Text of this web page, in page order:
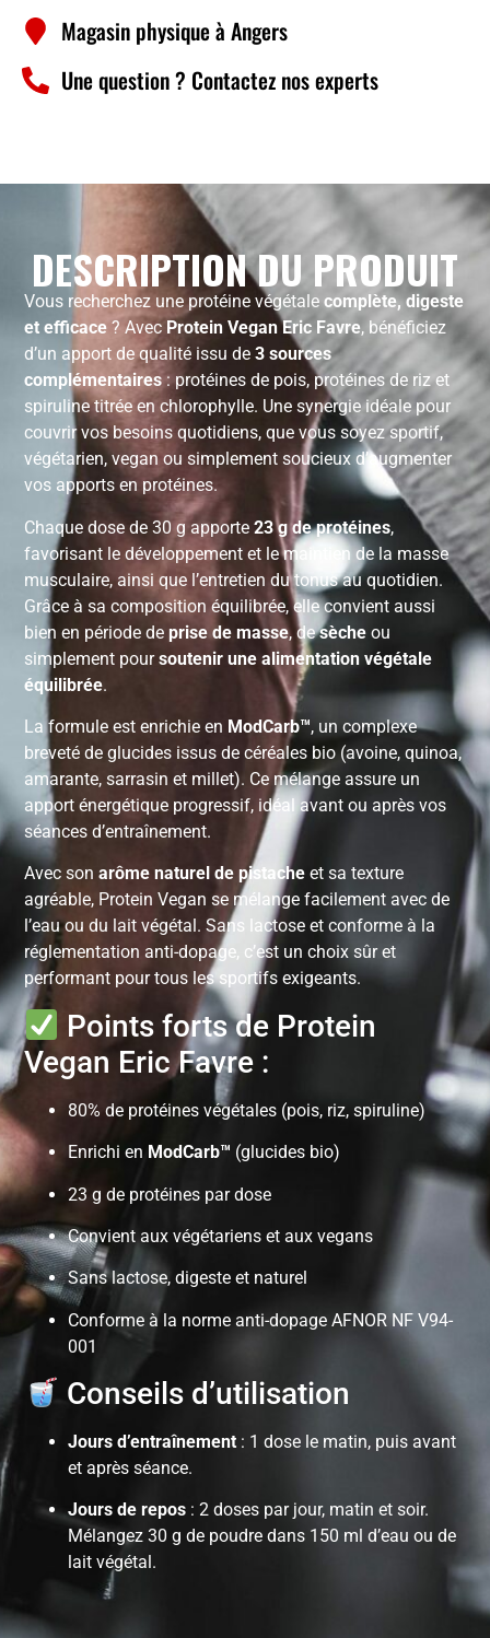
Magasin physique à Angers
Une question ? Contactez nos experts
DESCRIPTION DU PRODUIT
Vous recherchez une protéine végétalecomplète, digeste
et efficace ? Avec Protein Vegan Eric Favre, bénéficiez
d’un apport de qualité issu de3 sources
complémentaires : protéines de pois, protéines de riz et
spiruline titrée en chlorophylle. Une synergie idéale pour
couvrir vos besoins quotidiens, que vous soyez sportif,
végétarien, vegan ou simplement soucieux d’augmenter
vos apports en protéines.
Chaque dose de 30 g apporte23 g de protéines,
favorisant le développement et le maintien de la masse
musculaire, ainsi que l’entretien du tonus au quotidien.
Grâce à sa composition équilibrée, elle convient aussi
bien en période deprise de masse, desèche ou
simplement poursoutenir une alimentation végétale
équilibrée.
La formule est enrichie en ModCarb™, un complexe
breveté de glucides issus de céréales bio (avoine, quinoa,
amarante, sarrasin et millet). Ce mélange assure un
apport énergétique progressif, idéal avant ou après vos
séances d’entraînement.
Avec sonarôme naturel de pistache et sa texture
agréable, Protein Vegan se mélange facilement avec de
l’eau ou du lait végétal. Sans lactose et conforme à la
réglementation anti-dopage, c’est un choix sûr et
performant pour tous les sportifs exigeants.
Points forts de Protein
Vegan Eric Favre :
80% de protéines végétales (pois, riz, spiruline)
Enrichi en ModCarb™ (glucides bio)
23 g de protéines par dose
Convient aux végétariens et aux vegans
Sans lactose, digeste et naturel
Conforme à la norme anti-dopage AFNOR NF V94-
001
Conseils d’utilisation
Jours d’entraînement : 1 dose le matin, puis avant
et après séance.
Jours de repos : 2 doses par jour, matin et soir.
Mélangez 30 g de poudre dans 150 ml d’eau ou de
lait végétal.